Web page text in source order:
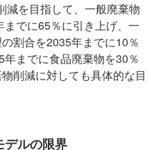
減を目指して、一般廃棄物
でに65％に引き上げ、一
割合を2035年までに10％
までに食品廃棄物を30％
削減に対しても具体的な目
デルの限界